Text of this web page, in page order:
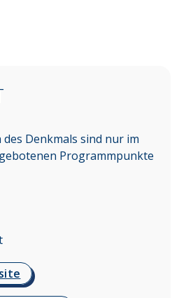
Denkmals sind nur im
Programmpunkte